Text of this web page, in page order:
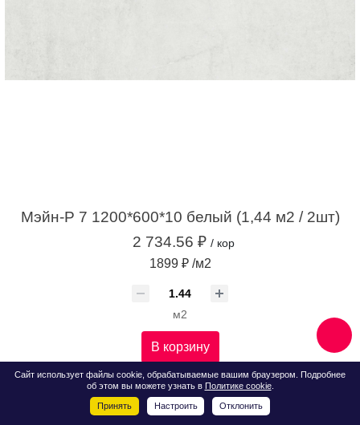
Мэйн-Р 7 1200*600*10 белый (1,44 м2 / 2шт)
2 734.56 ₽ / кор
1899 ₽ /м2
м2
В корзину
Сайт использует файлы cookie, обрабатываемые вашим браузером. Подробнее
об этом вы можете узнать в Политике cookie.
Принять Настроить Отклонить